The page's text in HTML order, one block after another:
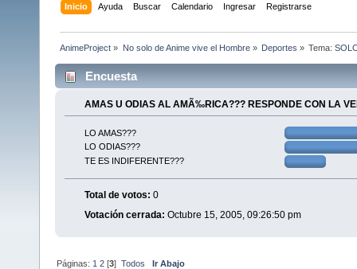
Inicio Ayuda Buscar Calendario Ingresar Registrarse
AnimeProject » No solo de Anime vive el Hombre» Deportes » Tema:
Encuesta
AMAS U ODIAS AL AMÃ‰RICA??? RESPONDE CON LA
LO AMAS???
LO ODIAS???
TE ES INDIFERENTE???
Total de votos: 0
Votación cerrada: Octubre 15, 2005, 09:26:50 pm
Páginas: 1 2 [3]Todos Ir Abajo